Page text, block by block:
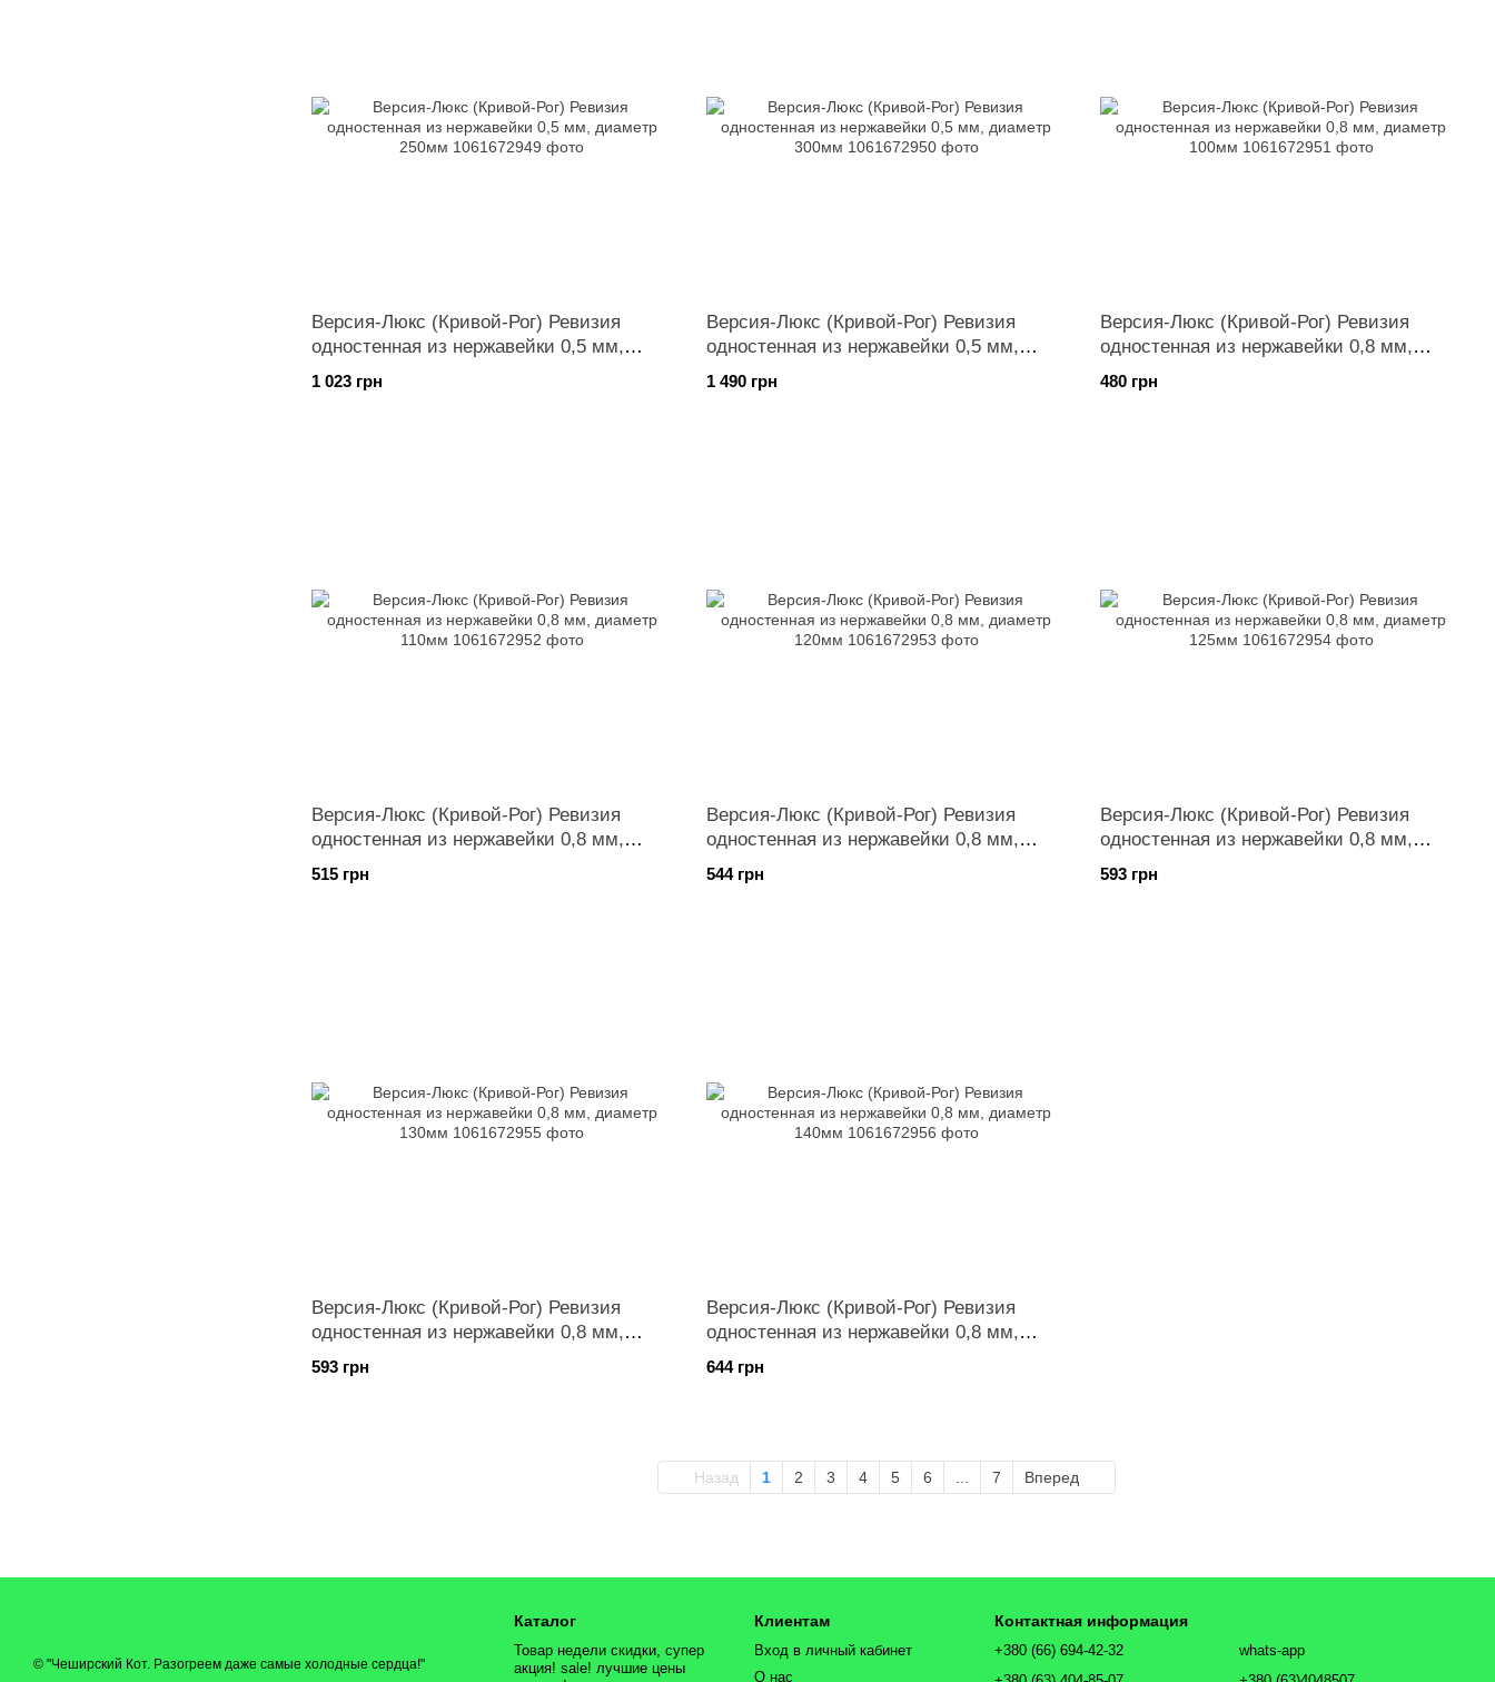
Версия-Люкс (Кривой-Рог) Ревизия
одностенная из нержавейки 0,5 мм,
диаметр 250мм
1 023 грн
Версия-Люкс (Кривой-Рог) Ревизия
одностенная из нержавейки 0,5 мм,
диаметр 300мм
1 490 грн
Версия-Люкс (Кривой-Рог) Ревизия
одностенная из нержавейки 0,8 мм,
диаметр 100мм
480 грн
Версия-Люкс (Кривой-Рог) Ревизия
одностенная из нержавейки 0,8 мм,
диаметр 110мм
515 грн
Версия-Люкс (Кривой-Рог) Ревизия
одностенная из нержавейки 0,8 мм,
диаметр 120мм
544 грн
Версия-Люкс (Кривой-Рог) Ревизия
одностенная из нержавейки 0,8 мм,
диаметр 125мм
593 грн
Версия-Люкс (Кривой-Рог) Ревизия
одностенная из нержавейки 0,8 мм,
диаметр 130мм
593 грн
Версия-Люкс (Кривой-Рог) Ревизия
одностенная из нержавейки 0,8 мм,
диаметр 140мм
644 грн
Назад 1 2 3 4 5 6 7 Вперед
© "Чеширский Кот. Разогреем даже самые холодные сердца!"
Каталог
Товар недели скидки, супер
акция! sale! лучшие цены
Клиентам
Вход в личный кабинет
О нас
Контактная информация
+380 (66) 694-42-32
whats-app